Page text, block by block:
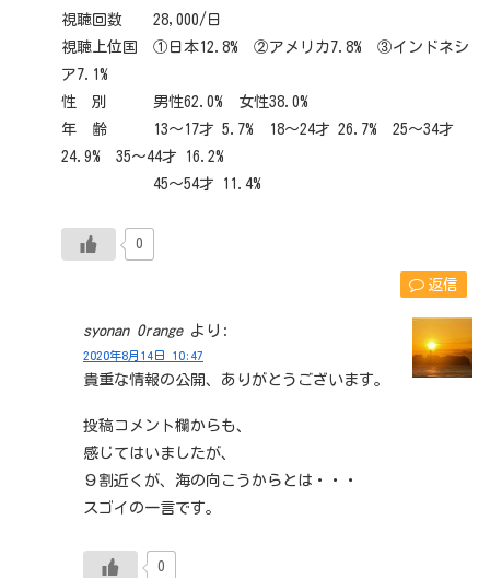
視聴回数 28,000/日
視聴上位国 ①日本12.8% ②アメリカ7.8% ③インドネシ
ア7.1%
性 別 男性62.0% 女性38.0%
年 齢 13～17才 5.7% 18～24才 26.7% 25～34才
24.9% 35～44才 16.2%
45～54才 11.4%
0
返信
syonan Orange より:
2020年8月14日 10:47
貴重な情報の公開、ありがとうございます。
投稿コメント欄からも、
感じてはいましたが、
９割近くが、海の向こうからとは・・・
スゴイの一言です。
0